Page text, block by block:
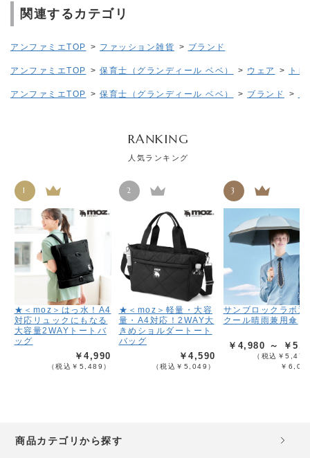
関連するカテゴリ
アンファミエTOP > ファッション雑貨 > ブランド
アンファミエTOP > 保育士（グランディール ベベ） > ウェア > ト
アンファミエTOP > 保育士（グランディール ベベ） > ブランド > コ
RANKING
人気ランキング
1
★＜moz＞はっ水！A4
対応リュックにもなる
大容量2WAYトートバ
ッグ
￥4,990
（税込￥5,489）
2
★＜moz＞軽量・大容
量・A4対応！2WAY大
きめショルダートート
バッグ
￥4,590
（税込￥5,049）
3
サンブロックラボ遮
クール晴雨兼用傘
￥4,980 ～ ￥
（税込￥
￥
商品カテゴリから探す